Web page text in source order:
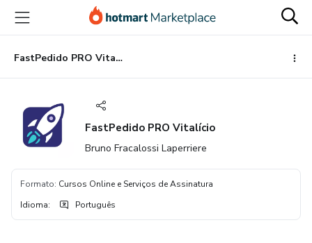
para
conteúdo
principal
para
pagamento
para
rodapé
FastPedido PRO Vitalício
FastPedido PRO Vitalício
Bruno Fracalossi Laperriere
Formato: Cursos Online e Serviços de Assinatura
Idioma: Português